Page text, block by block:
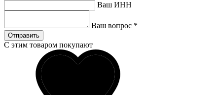
Ваш ИНН
Ваш вопрос *
Отправить
С этим товаром покупают